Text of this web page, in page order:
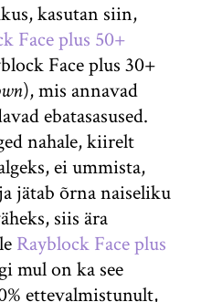
kasutan siin,
Face plus 50+
Face plus 30+
), mis annavad
ebatasasused.
nahale, kiirelt
ei ummista,
jätab õrna naiseliku
siis ära
Rayblock Face plus
mul on ka see
ettevalmistunult,